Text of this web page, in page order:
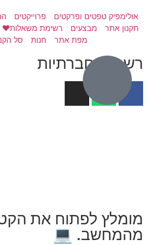
רשתות חברתיות
אולימפיק טפטים ופרקטים פרוייקטים
תקנון אתר
מבצעים רשימת משאלות❤️
מפת אתר
חנות סל
מומלץ לפתוח את
מהמחשב. 💻